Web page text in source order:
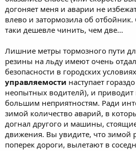
догоняет меня и аварии не
влево и затормозила об
таки дешевле чинить, чем две...
Лишние метры тормозного пути
резины на льду имеют очень
безопасности в городских
управляемости наступает
неопытных водителй), и приводит
большим неприятностям. Ради
зимой количество аварий, в
догнал другого и машины,
движения. Вы увидите, что зимой
поперек дороги, вылетают в